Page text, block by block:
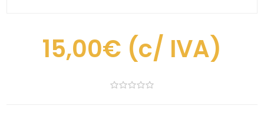
15,00€ (c/ IVA)